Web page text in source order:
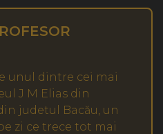
unul dintre cei mai
J M Elias din
judetul Bacău, un
zi ce trece tot mai